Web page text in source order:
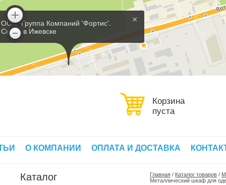
×
ООО 'Группа Компаний 'Фортис'.
Склад в Ижевске
Корзина
пуста
О КОМПАНИИ ОПЛАТА И ДОСТАВКА
Каталог Главная / Каталог товаров /
Металлический шкаф для